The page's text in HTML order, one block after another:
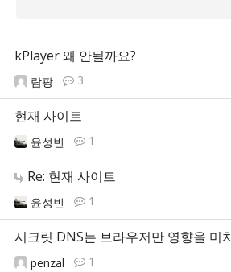
kPlayer 왜 안될까요?
람팡 3
현재 사이트
윤성빈 1
Re: 현재 사이트
윤성빈 1
시크릿 DNS는 브라우저만 영향을 미
penzal 1